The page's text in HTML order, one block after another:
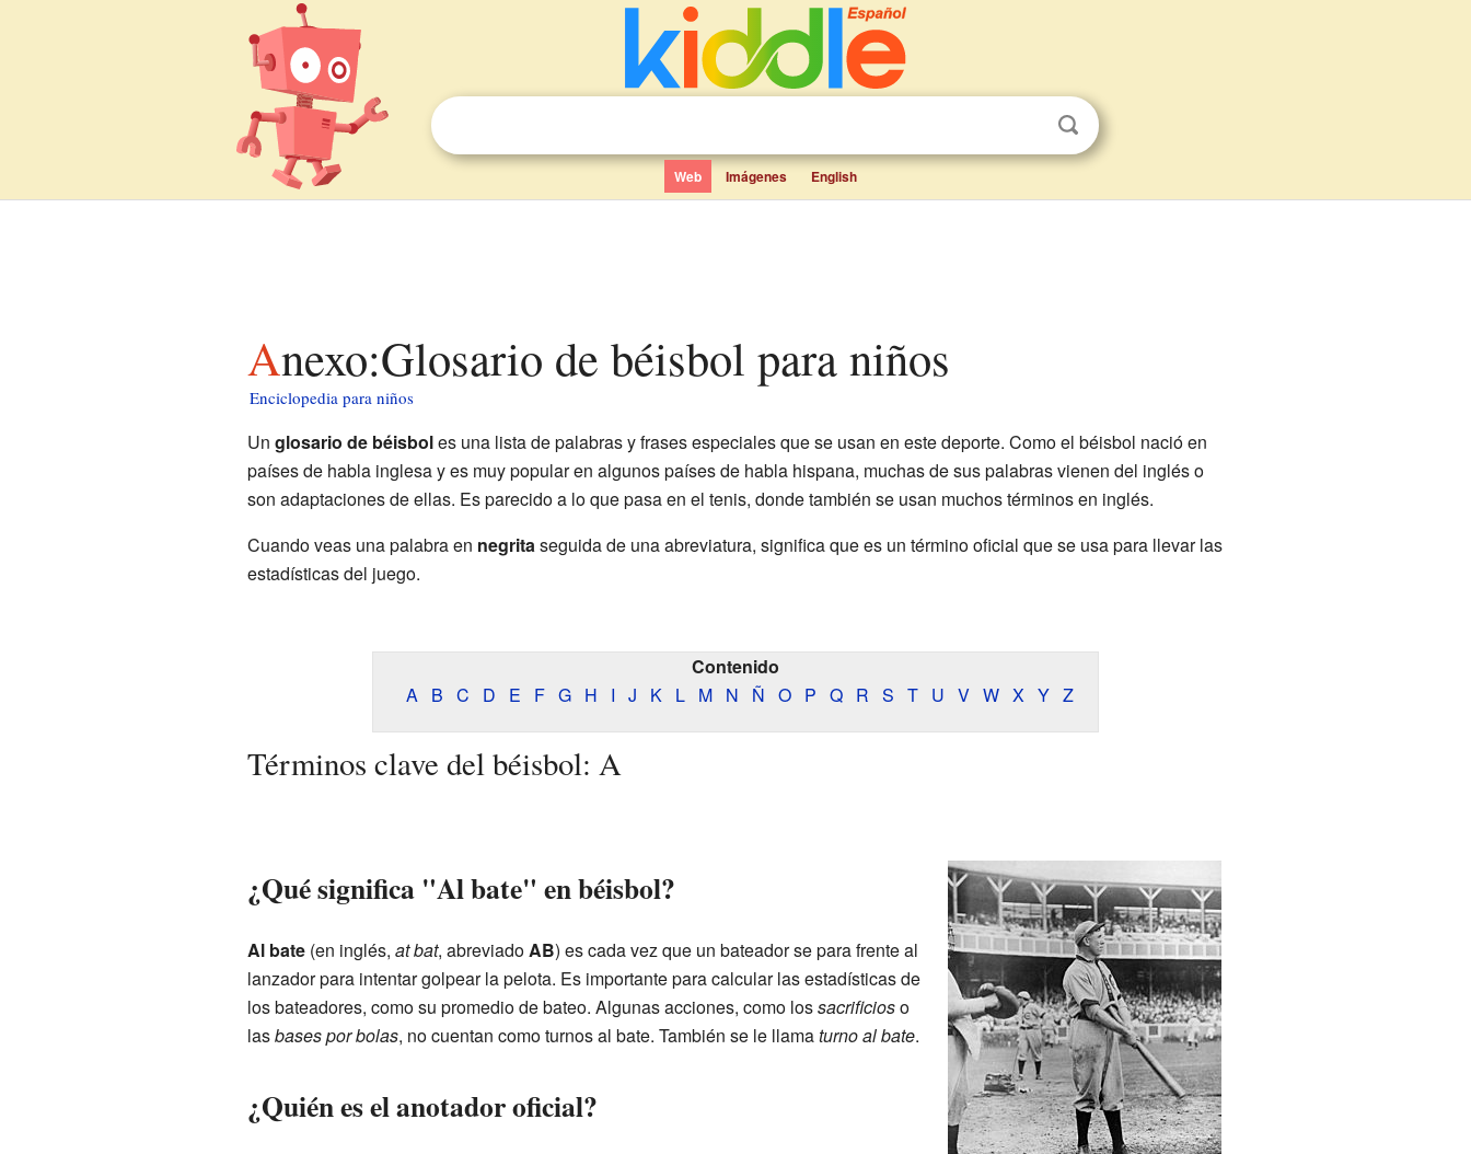
Web Imágenes English
Anexo:Glosario de béisbol para niños
Enciclopedia para niños
Un glosario de béisboles una lista de palabras y frases especiales que se usan en este deporte. Como el béisbol nació en
países de habla inglesa y es muy popular en algunos países de habla hispana, muchas de sus palabras vienen del inglés o
son adaptaciones de ellas. Es parecido a lo que pasa en el tenis, donde también se usan muchos términos en inglés.
Cuando veas una palabra en negritaseguida de una abreviatura, significa que es un término oficial que se usa para llevar las
estadísticas del juego.
Contenido
A B C D E F G H I J K L M N Ñ O P Q R S T U V W X Y Z
Términos clave del béisbol: A
¿Qué significa "Al bate" en béisbol?
Al bate(en inglés, at bat, abreviadoAB) es cada vez que un bateador se para frente al
lanzador para intentar golpear la pelota. Es importante para calcular las estadísticas de
los bateadores, como su promedio de bateo. Algunas acciones, como lossacrificioso
lasbases por bolas, no cuentan como turnos al bate. También se le llamaturno al bate.
¿Quién es el anotador oficial?